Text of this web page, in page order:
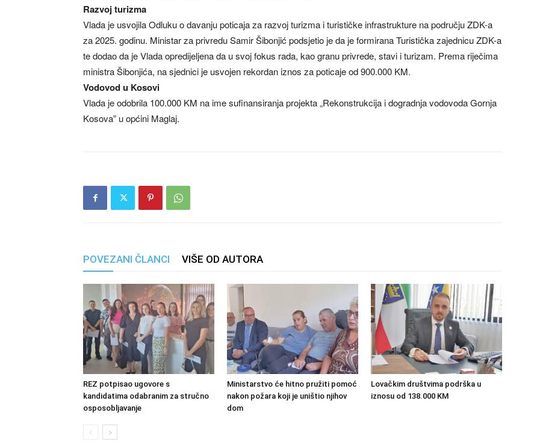
Razvoj turizma
Vlada je usvojila Odluku o davanju poticaja za razvoj turizma i turističke infrastrukture na području ZDK-a
za 2025. godinu. Ministar za privredu Samir Šibonjić podsjetio je da je formirana Turistička zajednicu ZDK-a
te dodao da je Vlada opredijeljena da u svoj fokus rada, kao granu privrede, stavi i turizam. Prema riječima
ministra Šibonjića, na sjednici je usvojen rekordan iznos za poticaje od 900.000 KM.
Vodovod u Kosovi
Vlada je odobrila 100.000 KM na ime sufinansiranja projekta „Rekonstrukcija i dogradnja vodovoda Gornja
Kosova” u općini Maglaj.
POVEZANI ČLANCI VIŠE OD AUTORA
REZ potpisao ugovore s
kandidatima odabranim za stručno
osposobljavanje
Ministarstvo će hitno pružiti pomoć
nakon požara koji je uništio njihov
dom
Lovačkim društvima podrška u
iznosu od 138.000 KM